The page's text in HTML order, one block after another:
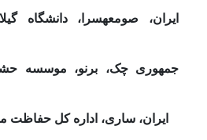
ایران، ساری، اداره کل حفاظت